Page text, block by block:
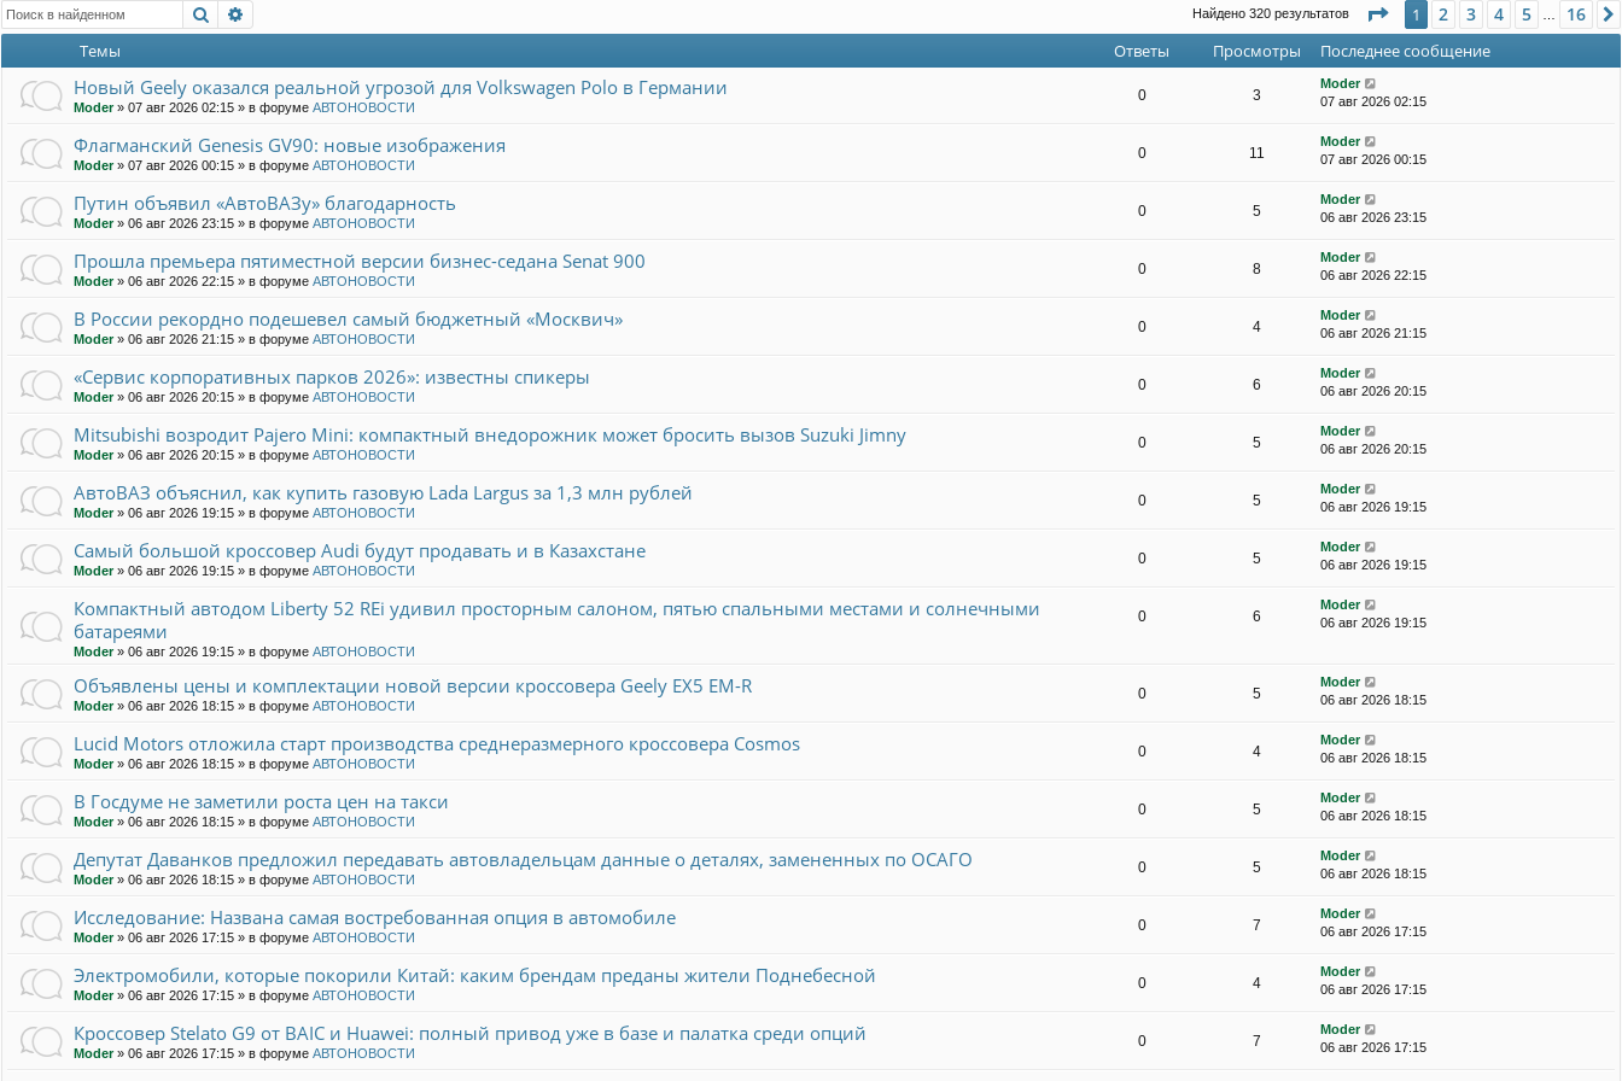
Поиск Найдено 320 результатов Страница из 16
1 2 3 4 5 … 16
Темы Ответы Просмотры Последнее сообщение
Новый Geely оказался реальной угрозой для Volkswagen Polo в Германии
Moder» 07 авг 2026 02:15 » в форуме АВТОНОВОСТИ
0 3
Moder
07 авг 2026 02:15
Флагманский Genesis GV90: новые изображения
Moder» 07 авг 2026 00:15 » в форуме АВТОНОВОСТИ
0 11
Moder
07 авг 2026 00:15
Путин объявил «АвтоВАЗу» благодарность
Moder» 06 авг 2026 23:15 » в форуме АВТОНОВОСТИ
0 5
Moder
06 авг 2026 23:15
Прошла премьера пятиместной версии бизнес-седана Senat 900
Moder» 06 авг 2026 22:15 » в форуме АВТОНОВОСТИ
0 8
Moder
06 авг 2026 22:15
В России рекордно подешевел самый бюджетный «Москвич»
Moder» 06 авг 2026 21:15 » в форуме АВТОНОВОСТИ
0 4
Moder
06 авг 2026 21:15
«Сервис корпоративных парков 2026»: известны спикеры
Moder» 06 авг 2026 20:15 » в форуме АВТОНОВОСТИ
0 6
Moder
06 авг 2026 20:15
Mitsubishi возродит Pajero Mini: компактный внедорожник может бросить вызов Suzuki Jimny
Moder» 06 авг 2026 20:15 » в форуме АВТОНОВОСТИ
0 5
Moder
06 авг 2026 20:15
АвтоВАЗ объяснил, как купить газовую Lada Largus за 1,3 млн рублей
Moder» 06 авг 2026 19:15 » в форуме АВТОНОВОСТИ
0 5
Moder
06 авг 2026 19:15
Самый большой кроссовер Audi будут продавать и в Казахстане
Moder» 06 авг 2026 19:15 » в форуме АВТОНОВОСТИ
0 5
Moder
06 авг 2026 19:15
Компактный автодом Liberty 52 REi удивил просторным салоном, пятью спальными местами и солнечными
батареями
Moder» 06 авг 2026 19:15 » в форуме АВТОНОВОСТИ
0 6
Moder
06 авг 2026 19:15
Объявлены цены и комплектации новой версии кроссовера Geely EX5 EM-R
Moder» 06 авг 2026 18:15 » в форуме АВТОНОВОСТИ
0 5
Moder
06 авг 2026 18:15
Lucid Motors отложила старт производства среднеразмерного кроссовера Cosmos
Moder» 06 авг 2026 18:15 » в форуме АВТОНОВОСТИ
0 4
Moder
06 авг 2026 18:15
В Госдуме не заметили роста цен на такси
Moder» 06 авг 2026 18:15 » в форуме АВТОНОВОСТИ
0 5
Moder
06 авг 2026 18:15
Депутат Даванков предложил передавать автовладельцам данные о деталях, замененных по ОСАГО
Moder» 06 авг 2026 18:15 » в форуме АВТОНОВОСТИ
0 5
Moder
06 авг 2026 18:15
Исследование: Названа самая востребованная опция в автомобиле
Moder» 06 авг 2026 17:15 » в форуме АВТОНОВОСТИ
0 7
Moder
06 авг 2026 17:15
Электромобили, которые покорили Китай: каким брендам преданы жители Поднебесной
Moder» 06 авг 2026 17:15 » в форуме АВТОНОВОСТИ
0 4
Moder
06 авг 2026 17:15
Кроссовер Stelato G9 от BAIC и Huawei: полный привод уже в базе и палатка среди опций
Moder» 06 авг 2026 17:15 » в форуме АВТОНОВОСТИ
0 7
Moder
06 авг 2026 17:15